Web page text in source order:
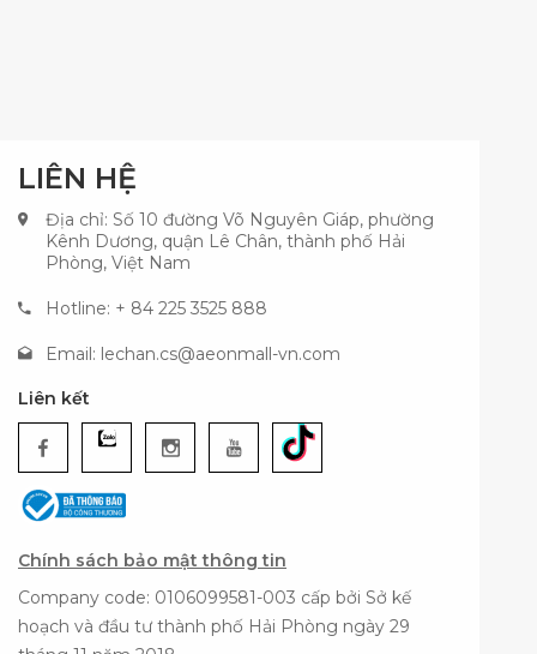
LIÊN HỆ
Địa chỉ: Số 10 đường Võ Nguyên Giáp, phường
Kênh Dương, quận Lê Chân, thành phố Hải
Phòng, Việt Nam
Hotline: + 84 225 3525 888
Email: lechan.cs@aeonmall-vn.com
Liên kết
Chính sách bảo mật thông tin
Company code: 0106099581-003 cấp bởi Sở kế
hoạch và đầu tư thành phố Hải Phòng ngày 29